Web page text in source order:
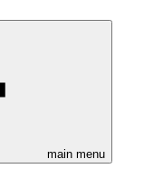
main menu